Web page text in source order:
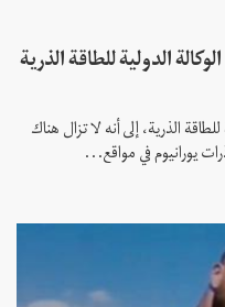
الدولية للطاقة الذرية
الذرية، إلى أنه لا تزال هناك
يورانيوم في مواقع...